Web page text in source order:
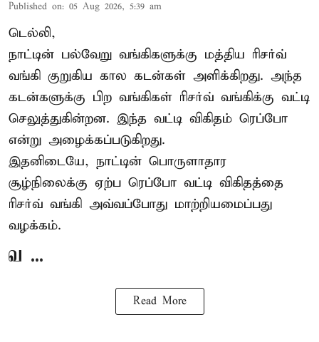
Published on: 05 Aug 2026, 5:39 am
டெல்லி,
நாட்டின் பல்வேறு வங்கிகளுக்கு மத்திய ரிசர்வ்
வங்கி குறுகிய கால கடன்கள் அளிக்கிறது. அந்த
கடன்களுக்கு பிற வங்கிகள் ரிசர்வ் வங்கிக்கு வட்டி
செலுத்துகின்றன. இந்த வட்டி விகிதம் ரெப்போ
என்று அழைக்கப்படுகிறது.
இதனிடையே, நாட்டின் பொருளாதார
சூழ்நிலைக்கு ஏற்ப ரெப்போ வட்டி விகிதத்தை
ரிசர்வ் வங்கி அவ்வப்போது மாற்றியமைப்பது
வழக்கம்.
வ ...
Read More